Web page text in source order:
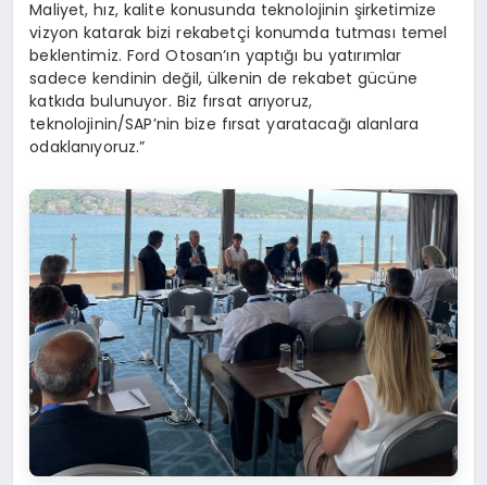
Maliyet, hız, kalite konusunda teknolojinin şirketimize
vizyon katarak bizi rekabetçi konumda tutması temel
beklentimiz. Ford Otosan’ın yaptığı bu yatırımlar
sadece kendinin değil, ülkenin de rekabet gücüne
katkıda bulunuyor. Biz fırsat arıyoruz,
teknolojinin/SAP’nin bize fırsat yaratacağı alanlara
odaklanıyoruz.”